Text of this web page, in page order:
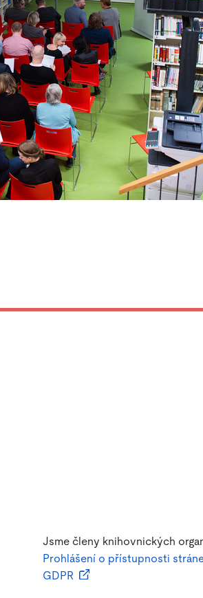
Jsme členy knihovnických
Prohlášení o přístupnosti
GDPR